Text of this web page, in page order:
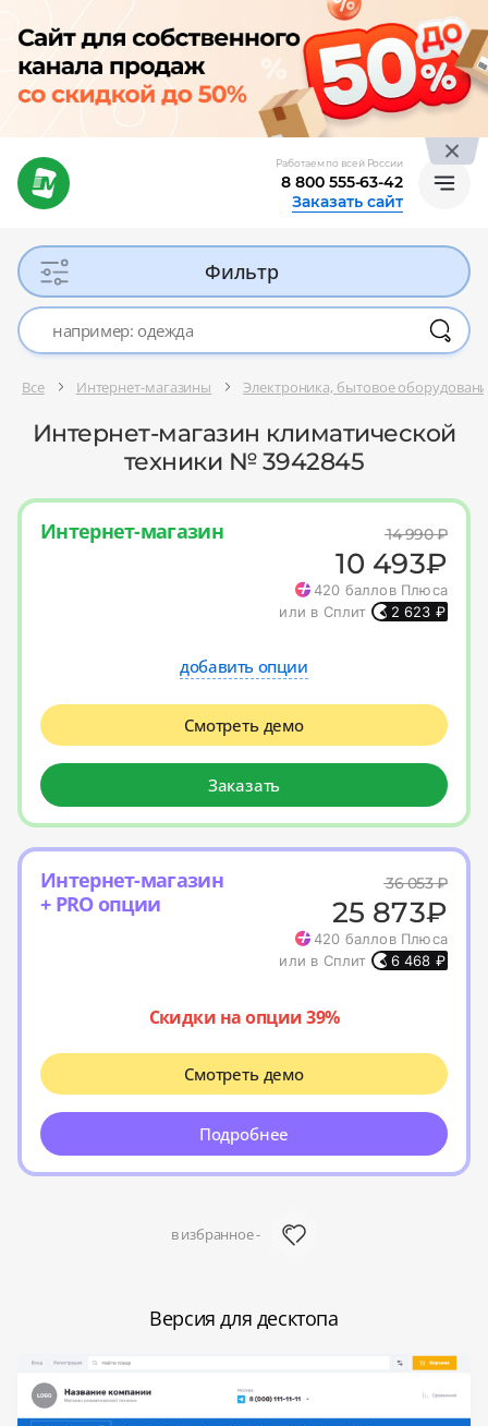
Работаем по всей России
8 800 555-63-42
Заказать сайт
Фильтр
Все Интернет-магазины Электроника, бытовое
Интернет-магазин климатической
техники № 3942845
в избранное -
Интернет-магазин 14 990₽
10 493₽
420 баллов Плюса
или в Сплит
2 623 ₽
добавить опции
Смотреть демо
Заказать
Интернет-магазин
+ PRO опции
36 053₽
25 873₽
420 баллов Плюса
или в Сплит
6 468 ₽
Скидки на опции 39%
Смотреть демо
Подробнее
Версия для десктопа